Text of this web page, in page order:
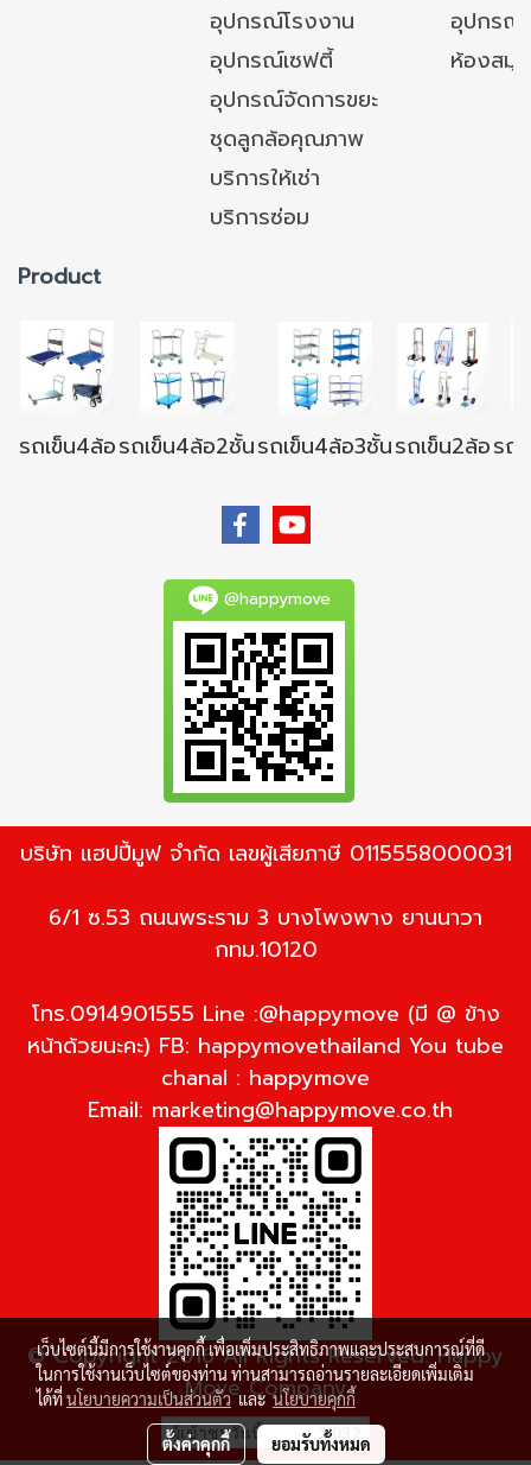
อุปกรณ์โรงงาน
อุปกรณ์
อุปกรณ์เซฟตี้
ห้องสมุ
อุปกรณ์จัดการขยะ
ชุดลูกล้อคุณภาพ
บริการให้เช่า
บริการซ่อม
Product
รถเข็น4ล้อรถเข็น4ล้อ2ชั้นรถเข็น4ล้อ3ชั้นรถเข็น2ล้อรถ
@happymove
บริษัท แฮปปี้มูฟ จำกัด เลขผู้เสียภาษี 0115558000031
6/1 ซ.53 ถนนพระราม 3 บางโพงพาง ยานนาวา
กทม.10120
โทร.0914901555 Line :@happymove (มี @ ข้าง
หน้าด้วยนะคะ) FB: happymovethailand You tube
chanal : happymove
Email: marketing@happymove.co.th
© Copyright 2016 All Rights Reserved. Happy
Move Company
ผู้เข้าชมวันนี้ 1,032
เว็บไซต์นี้มีการใช้งานคุกกี้ เพื่อเพิ่มประสิทธิภาพและประสบการณ์ที่ดี
ในการใช้งานเว็บไซต์ของท่าน ท่านสามารถอ่านรายละเอียดเพิ่มเติม
ได้ที่นโยบายความเป็นส่วนตัวและนโยบายคุกกี้
ตั้งค่าคุกกี้ ยอมรับทั้งหมด